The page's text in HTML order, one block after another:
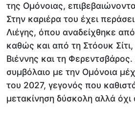
της Ομόνοιας,
Στην καριέρα του έχει
Λιέγης, όπου αναδείχθηκε
καθώς και από τη Στόουκ
Βιέννης και τη Φερεντσβάρος.
συμβόλαιο με την Ομόνοια
του 2027, γεγονός που
μετακίνηση δύσκολη αλλά όχι